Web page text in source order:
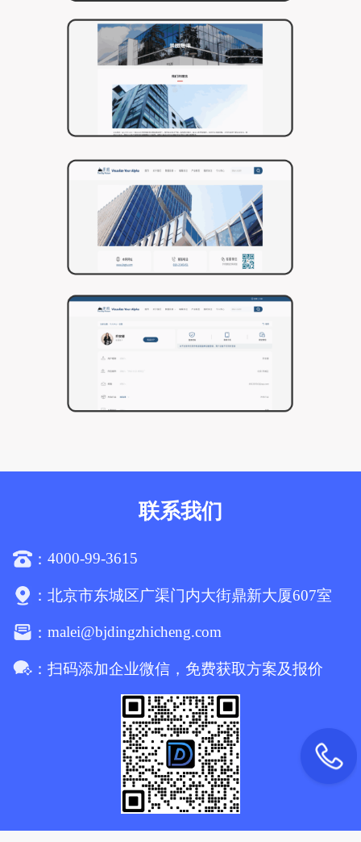
联系我们
：4000-99-3615
：北京市东城区广渠门内大街鼎新大厦607室
：malei@bjdingzhicheng.com
：扫码添加企业微信，免费获取方案及报价